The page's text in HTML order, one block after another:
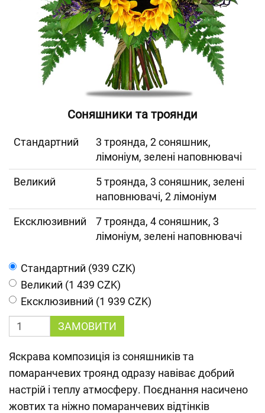
Соняшники та троянди
Cтандартний
3 троянда, 2 соняшник,
лімоніум, зелені наповнювачі
Великий
5 троянда, 3 соняшник, зелені
наповнювачі, 2 лімоніум
Ексклюзивний
7 троянда, 4 соняшник, 3
лімоніум, зелені наповнювачі
Cтандартний (939 CZK)
Великий (1 439 CZK)
Ексклюзивний (1 939 CZK)
ЗАМОВИТИ
Яскрава композиція із соняшників та
помаранчевих троянд одразу навіває добрий
настрій і теплу атмосферу. Поєднання насичено
жовтих та ніжно помаранчевих відтінків